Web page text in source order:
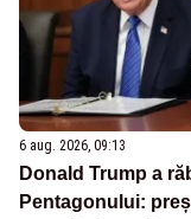
6 aug. 2026, 09:13
Donald Trump a
Pentagonului: